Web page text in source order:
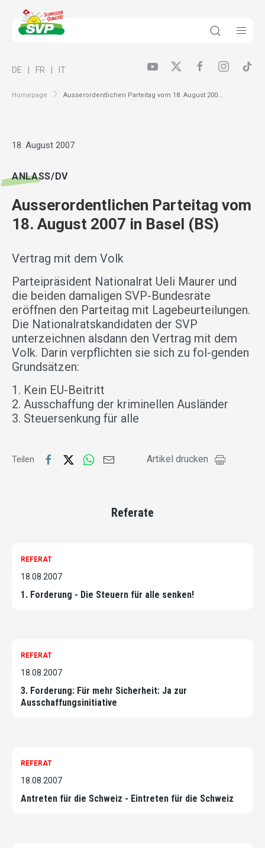
Homepage Ausserordentlichen Parteitag vom 18. August 200...
DE FR IT
18. August 2007
ANLASS/DV
Ausserordentlichen Parteitag vom
18. August 2007 in Basel (BS)
Vertrag mit dem Volk
Parteipräsident Nationalrat Ueli Maurer und
die beiden damaligen SVP-Bundesräte
eröffnen den Parteitag mit Lagebeurteilungen.
Die Nationalratskandidaten der SVP
unterzeichnen alsdann den Vertrag mit dem
Volk. Darin verpflichten sie sich zu fol-genden
Grundsätzen:
1. Kein EU-Beitritt
2. Ausschaffung der kriminellen Ausländer
3. Steuersenkung für alle
Teilen Artikel drucken
Referate
REFERAT
18.08.2007
1. Forderung - Die Steuern für alle senken!
REFERAT
18.08.2007
3. Forderung: Für mehr Sicherheit: Ja zur
Ausschaffungsinitiative
REFERAT
18.08.2007
Antreten für die Schweiz - Eintreten für die Schweiz